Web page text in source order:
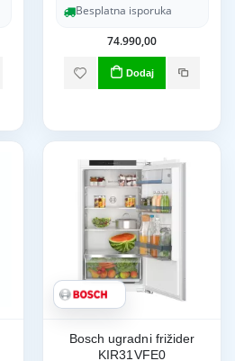
Besplatna isporuka
74.990,00
Dodaj
Bosch ugradni frižider
KIR31VFE0